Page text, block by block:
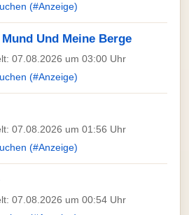
(#Anzeige)
Und Meine Berge
07.08.2026 um 03:00 Uhr
(#Anzeige)
07.08.2026 um 01:56 Uhr
(#Anzeige)
07.08.2026 um 00:54 Uhr